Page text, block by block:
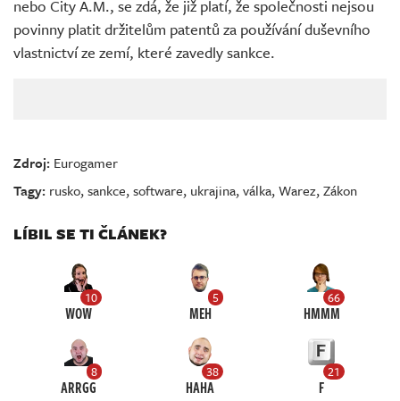
nebo City A.M., se zdá, že již platí, že společnosti nejsou
povinny platit držitelům patentů za používání duševního
vlastnictví ze zemí, které zavedly sankce.
Zdroj: Eurogamer
Tagy: rusko,sankce,software, ukrajina,válka,Warez,Zákon
LÍBIL SE TI ČLÁNEK?
10
WOW
5
MEH
66
HMMM
8
ARRGG
38
HAHA
21
F